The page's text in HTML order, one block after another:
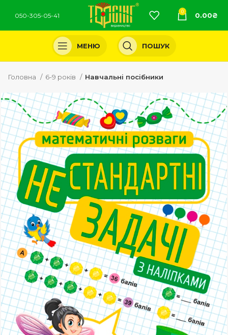
050-305-05-41
0 0.00₴
МЕНЮ ПОШУК
Головна 6-9 років Навчальні посібники